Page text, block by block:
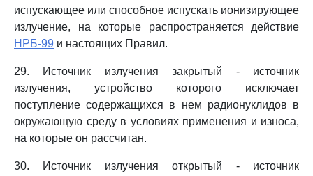
испускающее или способное испускать ионизирующее
излучение, на которые распространяется действие
НРБ-99 и настоящих Правил.
29. Источник излучения закрытый - источник
излучения, устройство которого исключает
поступление содержащихся в нем радионуклидов в
окружающую среду в условиях применения и износа,
на которые он рассчитан.
30. Источник излучения открытый - источник